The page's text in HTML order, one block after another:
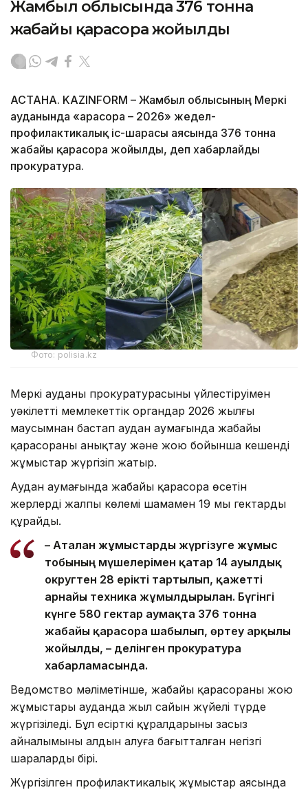
Жамбыл облысында 376 тонна
жабайы қарасора жойылды
АСТАНА. KAZINFORM – Жамбыл облысының Меркі
ауданында «Қарасора – 2026» жедел-
профилактикалық іс-шарасы аясында 376 тонна
жабайы қарасора жойылды, деп хабарлайды
прокуратура.
Фото: polisia.kz
Меркі ауданы прокуратурасының үйлестіруімен
уәкілетті мемлекеттік органдар 2026 жылғы
маусымнан бастап аудан аумағында жабайы
қарасораны анықтау және жою бойынша кешенді
жұмыстар жүргізіп жатыр.
Аудан аумағында жабайы қарасора өсетін
жерлердің жалпы көлемі шамамен 19 мың гектарды
құрайды.
– Аталған жұмыстарды жүргізуге жұмыс
тобының мүшелерімен қатар 14 ауылдық
округтен 28 ерікті тартылып, қажетті
арнайы техника жұмылдырылған. Бүгінгі
күнге 580 гектар аумақта 376 тонна
жабайы қарасора шабылып, өртеу арқылы
жойылды, – делінген прокуратура
хабарламасында.
Ведомство мәліметінше, жабайы қарасораны жою
жұмыстары ауданда жыл сайын жүйелі түрде
жүргізіледі. Бұл есірткі құралдарының заңсыз
айналымының алдын алуға бағытталған негізгі
шаралардың бірі.
Жүргізілген профилактикалық жұмыстар аясында